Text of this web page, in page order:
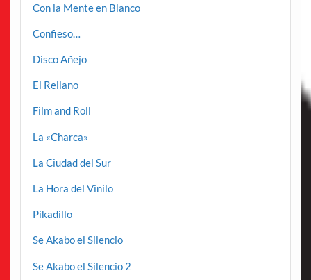
Con la Mente en Blanco
Confieso…
Disco Añejo
El Rellano
Film and Roll
La «Charca»
La Ciudad del Sur
La Hora del Vinilo
Pikadillo
Se Akabo el Silencio
Se Akabo el Silencio 2